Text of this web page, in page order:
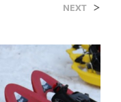
NEXT >